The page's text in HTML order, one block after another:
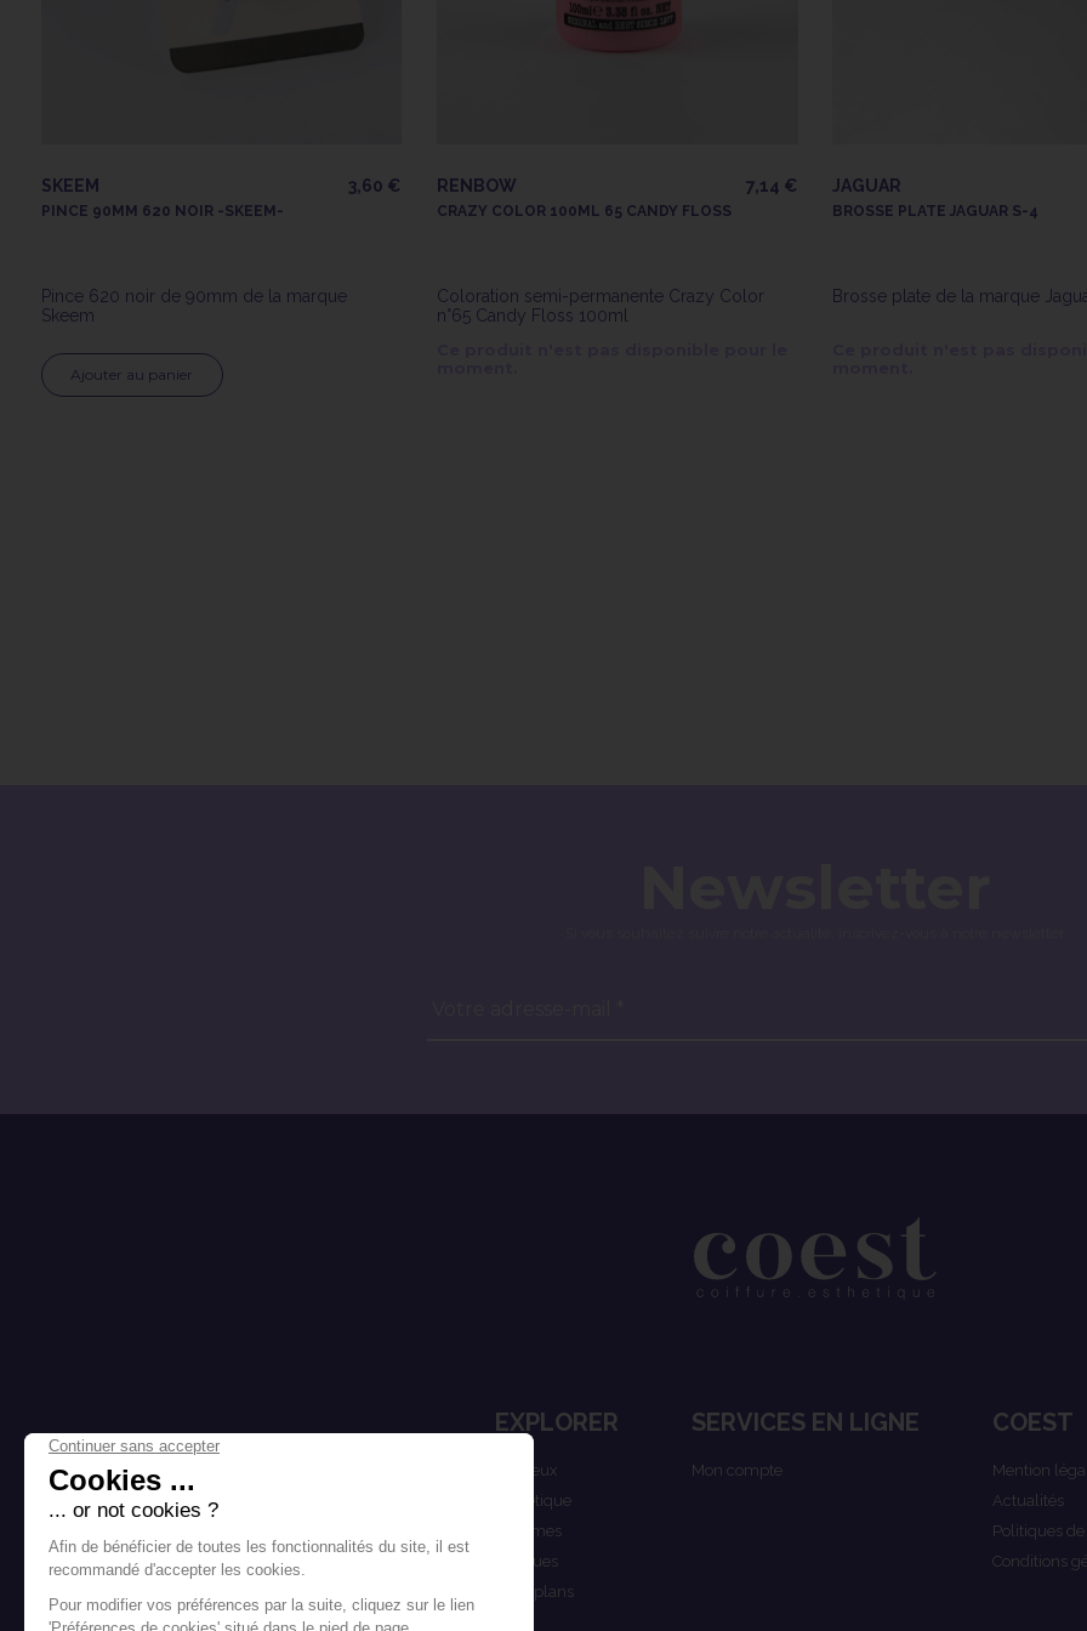
SKEEM 3,60 €
PINCE 90MM 620 NOIR -SKEEM-
Pince 620 noir de 90mm de la marque
Skeem
Ajouter au panier
RENBOW 7,14 €
CRAZY COLOR 100ML 65 CANDY FLOSS
Coloration semi-permanente Crazy Color
n°65 Candy Floss 100ml
JAGUAR
BROSSE PLATE JAGUAR S-4
Brosse plate de la marque
EXPLORER
Cheveux
Esthétique
Hommes
Marques
Bons plans
SERVICES EN LIGNE
Mon compte
COEST
Mention
Actualités
Politiques
Conditions